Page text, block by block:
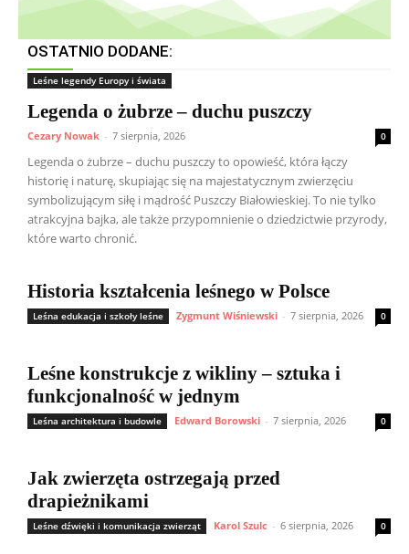
OSTATNIO DODANE:
Leśne legendy Europy i świata
Legenda o żubrze – duchu puszczy
Cezary Nowak - 7 sierpnia, 2026 0
Legenda o żubrze – duchu puszczy to opowieść, która łączy
historię i naturę, skupiając się na majestatycznym zwierzęciu
symbolizującym siłę i mądrość Puszczy Białowieskiej. To nie tylko
atrakcyjna bajka, ale także przypomnienie o dziedzictwie przyrody,
które warto chronić.
Historia kształcenia leśnego w Polsce
Leśna edukacja i szkoły leśne Zygmunt Wiśniewski - 7 sierpnia, 2026 0
Leśne konstrukcje z wikliny – sztuka i
funkcjonalność w jednym
Leśna architektura i budowle Edward Borowski - 7 sierpnia, 2026 0
Jak zwierzęta ostrzegają przed
drapieżnikami
Leśne dźwięki i komunikacja zwierząt Karol Szulc - 6 sierpnia, 2026 0